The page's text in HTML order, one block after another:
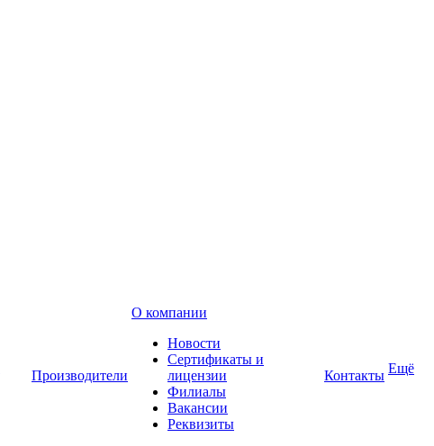
Производители
О компании
Новости
Сертификаты и
лицензии
Филиалы
Вакансии
Реквизиты
Контакты Ещё